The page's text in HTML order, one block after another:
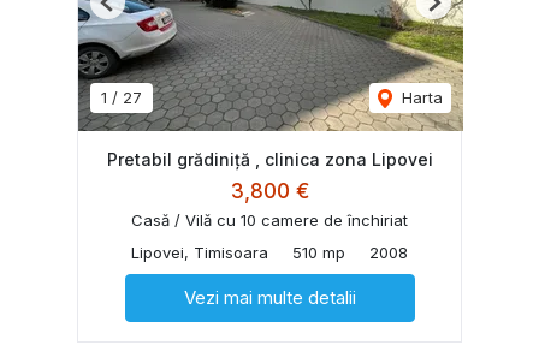
1 / 27 Harta
Previous Next
Pretabil grădiniță , clinica zona Lipovei
3,800 €
Casă / Vilă cu 10 camere de închiriat
Lipovei, Timisoara
510 mp 2008
Vezi mai multe detalii